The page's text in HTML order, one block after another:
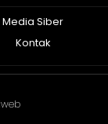
Siber
Kontak